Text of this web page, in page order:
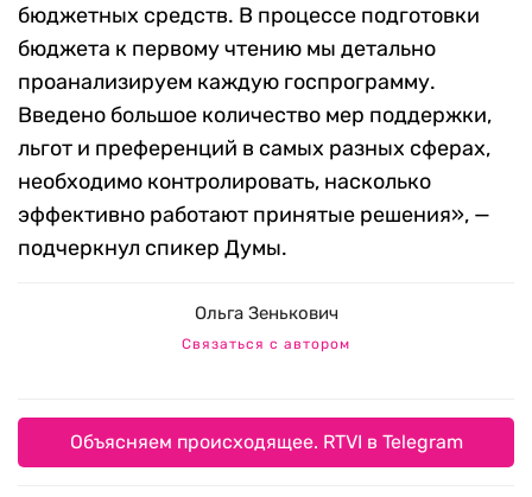
бюджетных средств. В процессе подготовки
бюджета к первому чтению мы детально
проанализируем каждую госпрограмму.
Введено большое количество мер поддержки,
льгот и преференций в самых разных сферах,
необходимо контролировать, насколько
эффективно работают принятые решения», —
подчеркнул спикер Думы.
Ольга Зенькович
Связаться с автором
Объясняем происходящее. RTVI в Telegram